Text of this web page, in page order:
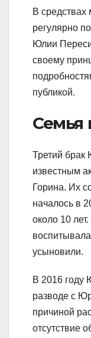
В
регулярно
Юлии
своему
публикой.
Семья
Третий брак
известным
Горина. Их
началось в
около 10
усыновили.
В 2016 году
разводе с
причиной
отсутствие